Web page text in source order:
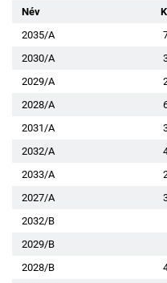
Név
2035/A
2030/A
2029/A
2028/A
2031/A
2032/A
2033/A
2027/A
2032/B
2029/B
2028/B